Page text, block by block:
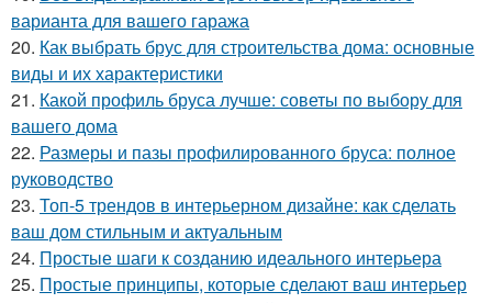
варианта для вашего гаража
20. Как выбрать брус для строительства дома: основные
виды и их характеристики
21. Какой профиль бруса лучше: советы по выбору для
вашего дома
22. Размеры и пазы профилированного бруса: полное
руководство
23. Топ-5 трендов в интерьерном дизайне: как сделать
ваш дом стильным и актуальным
24. Простые шаги к созданию идеального интерьера
25. Простые принципы, которые сделают ваш интерьер